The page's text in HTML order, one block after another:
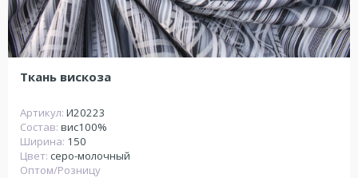
Ткань вискоза
Артикул: И20223
Состав: вис100%
Ширина: 150
Цвет: серо-молочный
Оптом/Розницу